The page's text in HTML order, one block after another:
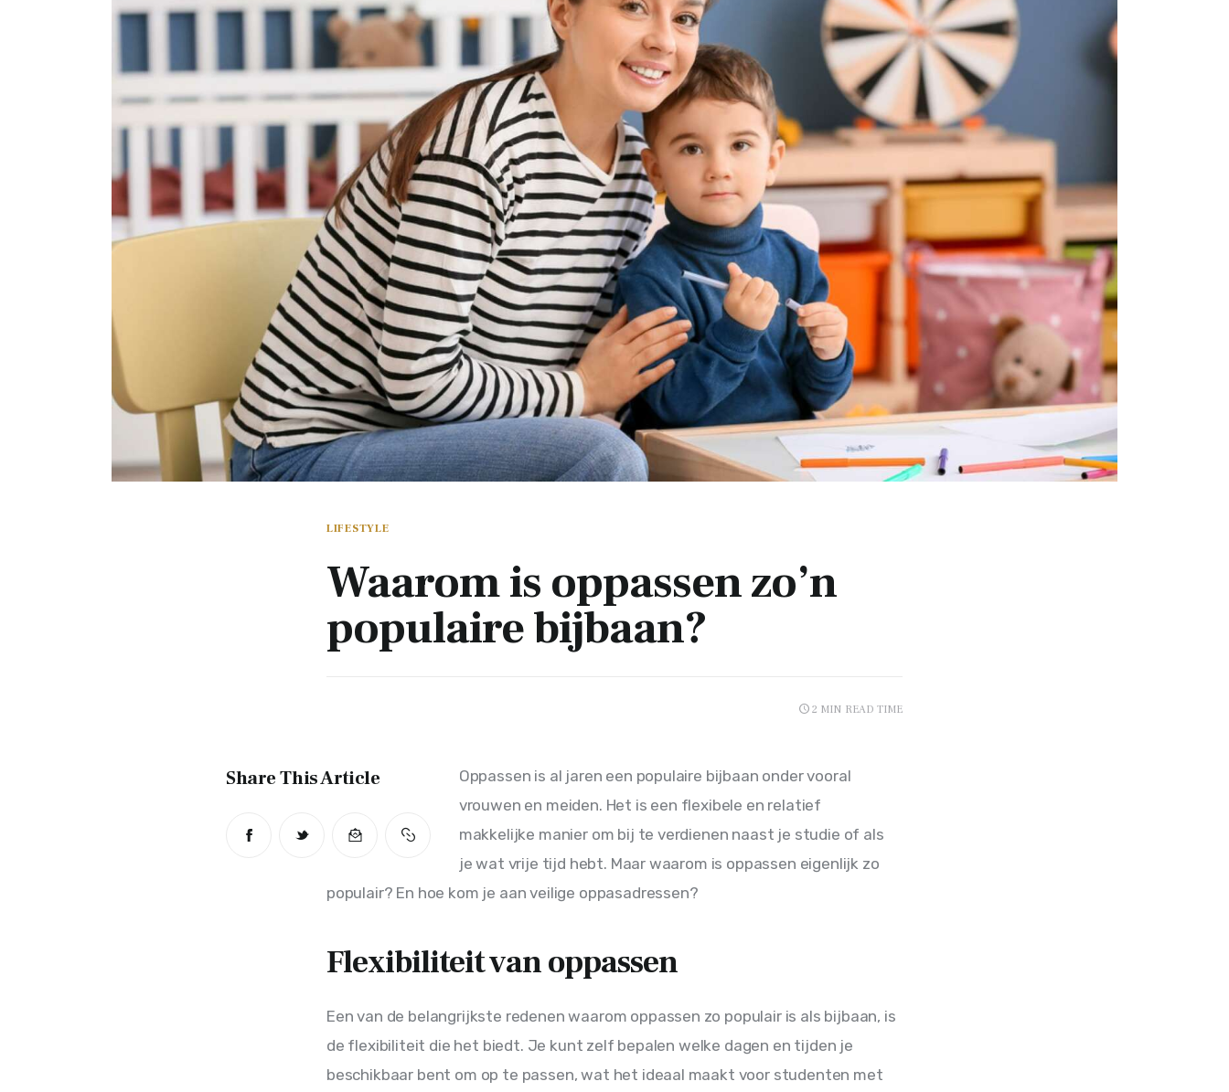
LIFESTYLE
Waarom is oppassen zo’n
populaire bijbaan?
2 MIN READ TIME
Share This Article
Oppassen is al jaren een populaire bijbaan onder vooral
vrouwen en meiden. Het is een flexibele en relatief
makkelijke manier om bij te verdienen naast je studie of als
je wat vrije tijd hebt. Maar waarom is oppassen eigenlijk zo
populair? En hoe kom je aan veilige oppasadressen?
Flexibiliteit van oppassen
Een van de belangrijkste redenen waarom oppassen zo populair is als bijbaan, is
de flexibiliteit die het biedt. Je kunt zelf bepalen welke dagen en tijden je
beschikbaar bent om op te passen, wat het ideaal maakt voor studenten met